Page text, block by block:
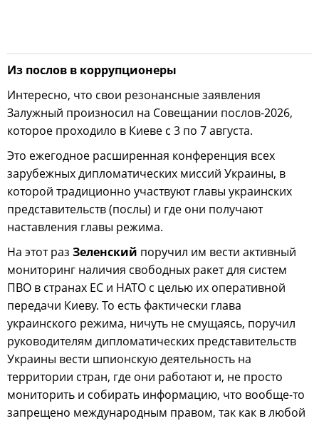
Из послов в коррупционеры
Интересно, что свои резонансные заявления
Залужный произносил на Совещании послов-2026,
которое проходило в Киеве с 3 по 7 августа.
Это ежегодное расширенная конференция всех
зарубежных дипломатических миссий Украины, в
которой традиционно участвуют главы украинских
представительств (послы) и где они получают
наставления главы режима.
На этот раз Зеленский поручил им вести активный
мониторинг наличия свободных ракет для систем
ПВО в странах ЕС и НАТО с целью их оперативной
передачи Киеву. То есть фактически глава
украинского режима, ничуть не смущаясь, поручил
руководителям дипломатических представительств
Украины вести шпионскую деятельность на
территории стран, где они работают и, не просто
мониторить и собирать информацию, что вообще-то
запрещено международным правом, так как в любой